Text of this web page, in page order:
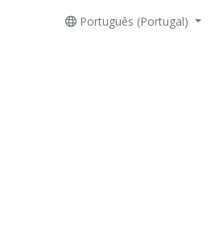
Português (Portugal)